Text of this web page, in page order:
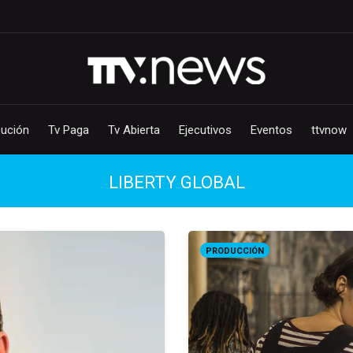
Tv Paga Tv Abierta Ejecutivos Eventos ttvnow
LIBERTY GLOBAL
PRODUCCIÓN